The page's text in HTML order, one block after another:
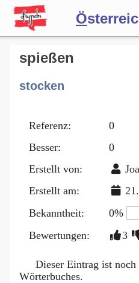
Ö
Wörterbuch
Forum
Blog
spießen
stocken
Referenz:
0
Besser:
0
Erstellt von:
Erstellt am:
Bekanntheit:
0%
Bewertungen:
3
Dieser Eintrag ist
Wörterbuches.